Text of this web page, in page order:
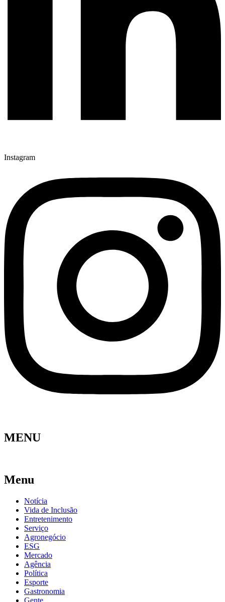
Instagram
MENU
Menu
Notícia
Vida de Inclusão
Entretenimento
Serviço
Agronegócio
ESG
Mercado
Agência
Política
Esporte
Gastronomia